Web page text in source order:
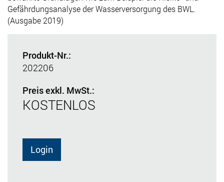
Gefährdungsanalyse der Wasserversorgung des BWL.
(Ausgabe 2019)
Produkt-Nr.:
202206
Preis exkl. MwSt.:
KOSTENLOS
Login